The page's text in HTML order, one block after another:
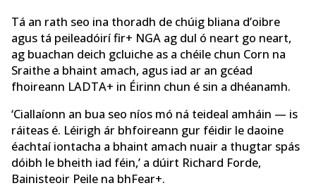
Tá an rath seo ina thoradh de chúig bliana d’oibre
agus tá peileadóirí fir+ NGA ag dul ó neart go neart,
ag buachan deich gcluiche as a chéile chun Corn na
Sraithe a bhaint amach, agus iad ar an gcéad
fhoireann LADTA+ in Éirinn chun é sin a dhéanamh.
‘Ciallaíonn an bua seo níos mó ná teideal amháin — is
ráiteas é. Léirigh ár bhfoireann gur féidir le daoine
éachtaí iontacha a bhaint amach nuair a thugtar spás
dóibh le bheith iad féin,’ a dúirt Richard Forde,
Bainisteoir Peile na bhFear+.